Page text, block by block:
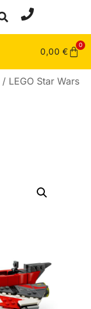
0,00 €
0
/ LEGO Star Wars